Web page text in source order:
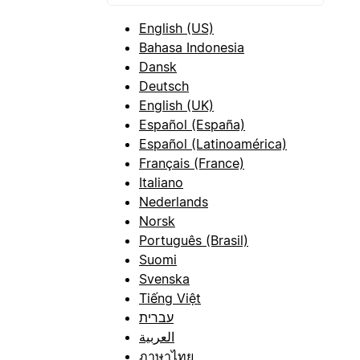
English (US)
Bahasa Indonesia
Dansk
Deutsch
English (UK)
Español (España)
Español (Latinoamérica)
Français (France)
Italiano
Nederlands
Norsk
Português (Brasil)
Suomi
Svenska
Tiếng Việt
עברית
العربية
ภาษาไทย